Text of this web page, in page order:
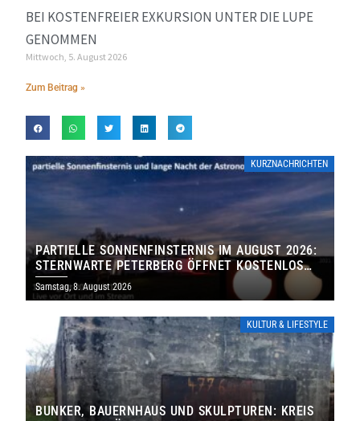
BEI KOSTENFREIER EXKURSION UNTER DIE LUPE
GENOMMEN
Mittwoch, 5. August 2026
Zum Beitrag »
KURZNACHRICHTEN
PARTIELLE SONNENFINSTERNIS IM AUGUST 2026:
STERNWARTE PETERBERG ÖFFNET KOSTENLOS
IHRE TORE
Samstag, 8. August 2026
KULTUR & LIFESTYLE
BUNKER, BAUERNHAUS UND SKULPTUREN: KREIS